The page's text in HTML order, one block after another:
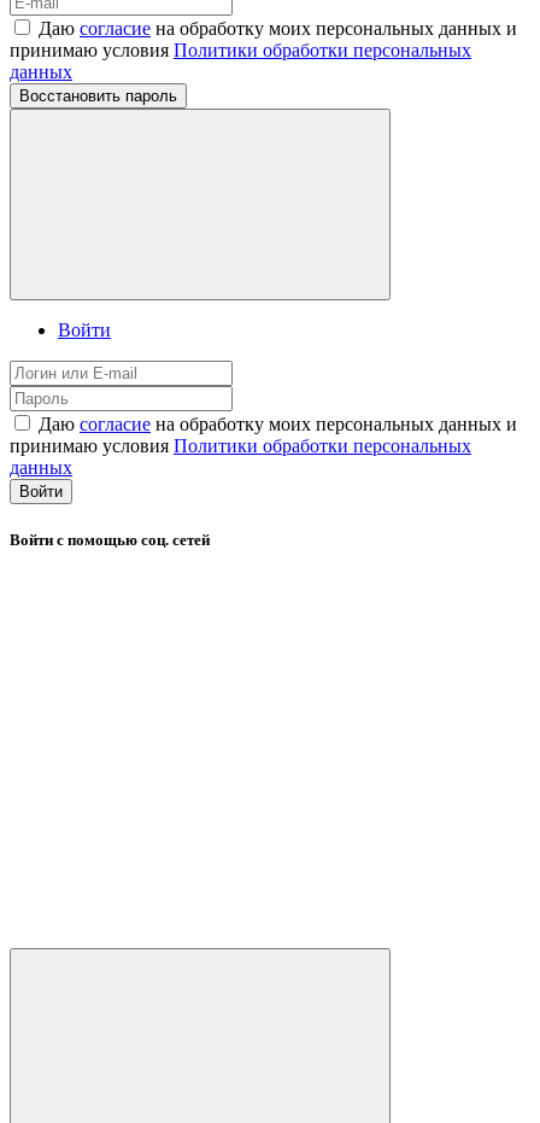
Даю согласие на обработку моих персональных данных и
принимаю условия Политики обработки персональных
данных
Восстановить пароль
Войти
Даю согласие на обработку моих персональных данных и
принимаю условия Политики обработки персональных
данных
Войти
Войти с помощью соц. сетей